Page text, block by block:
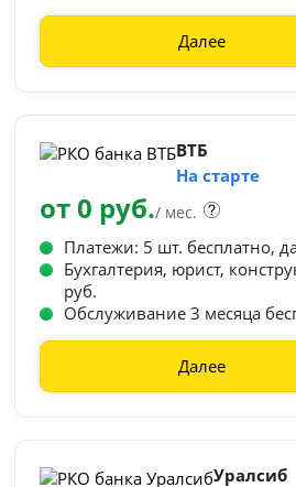
Далее
ВТБ
На старте
от 0 руб./ мес.
Платежи: 5 шт. бесплатно,
Бухгалтерия, юрист,
руб.
Обслуживание 3 месяца
Далее
Уралсиб